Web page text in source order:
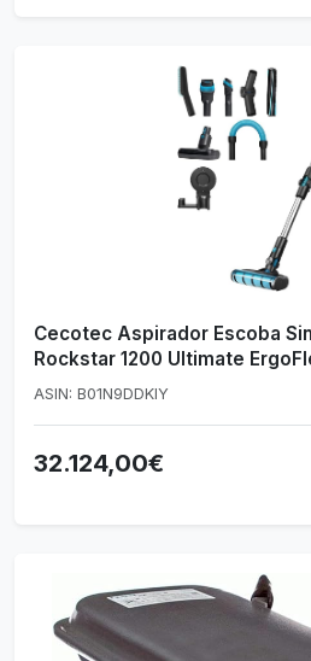
Cecotec Aspirador Escoba
Rockstar 1200 Ultimate
430 W, 24 kPa, Modo
ASIN: B01N9DDKIY
32.124,00€